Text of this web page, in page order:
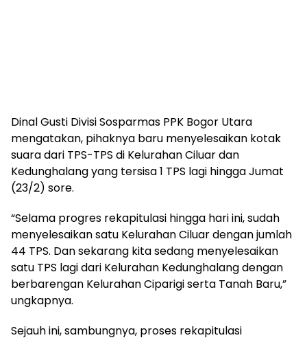
Dinal Gusti Divisi Sosparmas PPK Bogor Utara
mengatakan, pihaknya baru menyelesaikan kotak
suara dari TPS-TPS di Kelurahan Ciluar dan
Kedunghalang yang tersisa 1 TPS lagi hingga Jumat
(23/2) sore.
“Selama progres rekapitulasi hingga hari ini, sudah
menyelesaikan satu Kelurahan Ciluar dengan jumlah
44 TPS. Dan sekarang kita sedang menyelesaikan
satu TPS lagi dari Kelurahan Kedunghalang dengan
berbarengan Kelurahan Ciparigi serta Tanah Baru,”
ungkapnya.
Sejauh ini, sambungnya, proses rekapitulasi